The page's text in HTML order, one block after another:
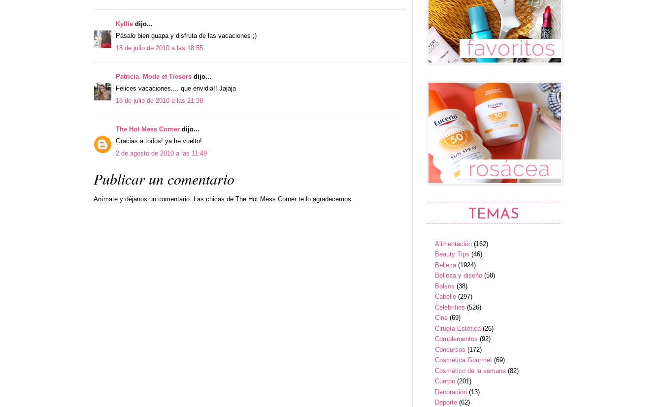
Kyllie dijo...
Pásalo bien guapa y disfruta de las vacaciones ;)
18 de julio de 2010 a las 18:55
Patricia. Mode et Tresors dijo...
Felices vacaciones.... que envidia!! Jajaja
18 de julio de 2010 a las 21:36
The Hot Mess Corner dijo...
Gracias a todos! ya he vuelto!
2 de agosto de 2010 a las 11:49
Publicar un comentario
Anímate y déjanos un comentario. Las chicas de The Hot Mess Corner te lo agradecemos.
TEMAS
Alimentación (162)
Beauty Tips (46)
Belleza (1924)
Belleza y diseño (58)
Bolsos (38)
Cabello (297)
Celebrities (526)
Cine (69)
Cirugía Estética (26)
Complementos (92)
Concursos (172)
Cosmética Gourmet (69)
Cosmético de la semana (82)
Cuerpo (201)
Decoración (13)
Deporte (62)